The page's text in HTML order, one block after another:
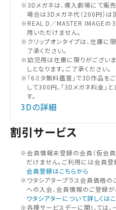
※3Dメガネは、導入劇場にて販
場合は3Dメガネ代（200円）は
※REAL D／MASTER IMAGEの
用いただけません。
※クリップオンタイプは、在庫に
了承ください。
※幼児用は在庫に限りがござい
しとなります。ご了承ください。
※「6ミタ無料鑑賞」で3D作品を
して300円、「3Dメガネ料金」
す。
3Dの詳細
割引サービス
※会員情報未登録の会員（仮会
だけません。ご利⽤には会員登
会員登録はこちらから
※ワタシアタープラス会員価格の
への入会、会員情報のご登録が
ワタシアターについて詳しくは
※各種サービスデーに関しては